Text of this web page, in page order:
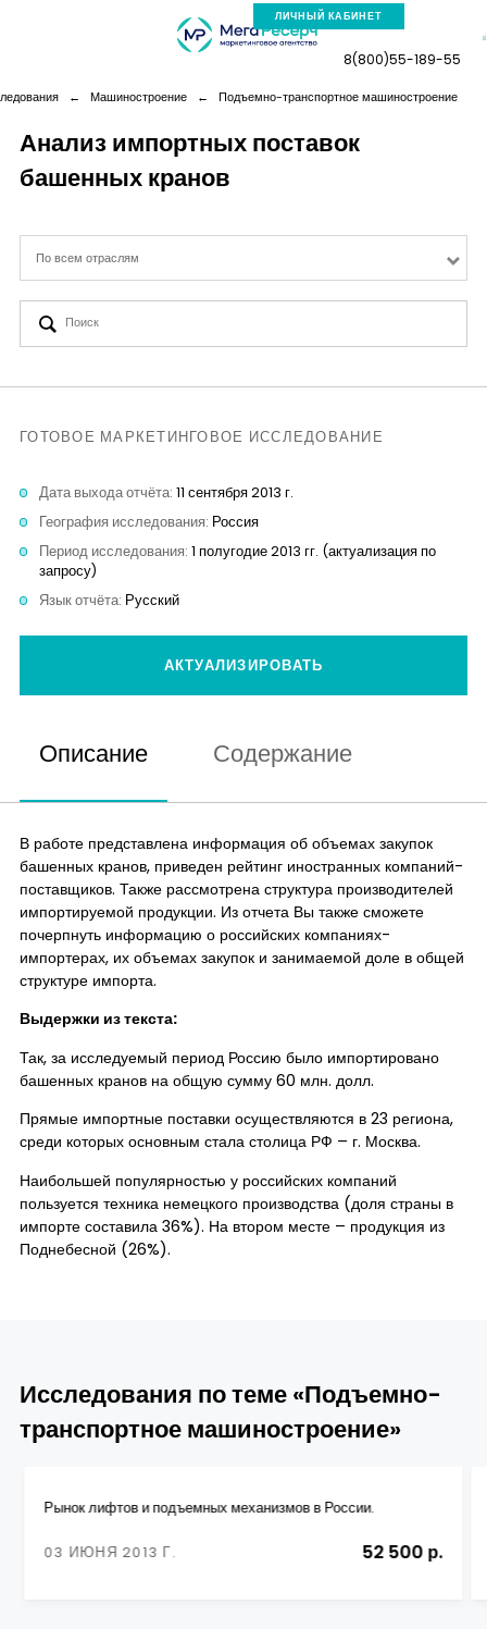
ЛИЧНЫЙ КАБИНЕТ
Компания
Услуги
Новая реальность
Аналитика
Контакты
8(800)55-189-55
← Машиностроение ← Подъемно-транспортное машиностроение
Анализ импортных поставок
башенных кранов
По всем отраслям
ГОТОВОЕ МАРКЕТИНГОВОЕ ИССЛЕДОВАНИЕ
Дата выхода отчёта: 11 сентября 2013 г.
География исследования: Россия
Период исследования: 1 полугодие 2013 гг. (актуализация по
запросу)
Язык отчёта: Русский
АКТУАЛИЗИРОВАТЬ
Описание Содержание
В работе представлена информация об объемах закупок
башенных кранов, приведен рейтинг иностранных компаний-
поставщиков. Также рассмотрена структура производителей
импортируемой продукции. Из отчета Вы также сможете
почерпнуть информацию о российских компаниях-
импортерах, их объемах закупок и занимаемой доле в общей
структуре импорта.
Выдержки из текста:
Так, за исследуемый период Россию было импортировано
башенных кранов на общую сумму 60 млн. долл.
Прямые импортные поставки осуществляются в 23 региона,
среди которых основным стала столица РФ – г. Москва.
Наибольшей популярностью у российских компаний
пользуется техника немецкого производства (доля страны в
импорте составила 36%). На втором месте – продукция из
Поднебесной (26%).
Исследования по теме «Подъемно-
транспортное машиностроение»
Рынок лифтов и подъемных механизмов в России.
03 ИЮНЯ 2013 Г. 52 500 р.